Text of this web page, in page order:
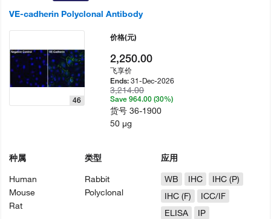
VE-cadherin Polyclonal Antibody
46
种属
Human
Mouse
Rat
类型
Rabbit
Polyclonal
应用
WB
IHC
IHC (P)
IHC (F)
ICC/IF
ELISA
IP
价格(元)
2,250.00
飞享价
Ends:31-Dec-2026
3,214.00
Save 964.00 (30%)
货号36-1900
50 µg